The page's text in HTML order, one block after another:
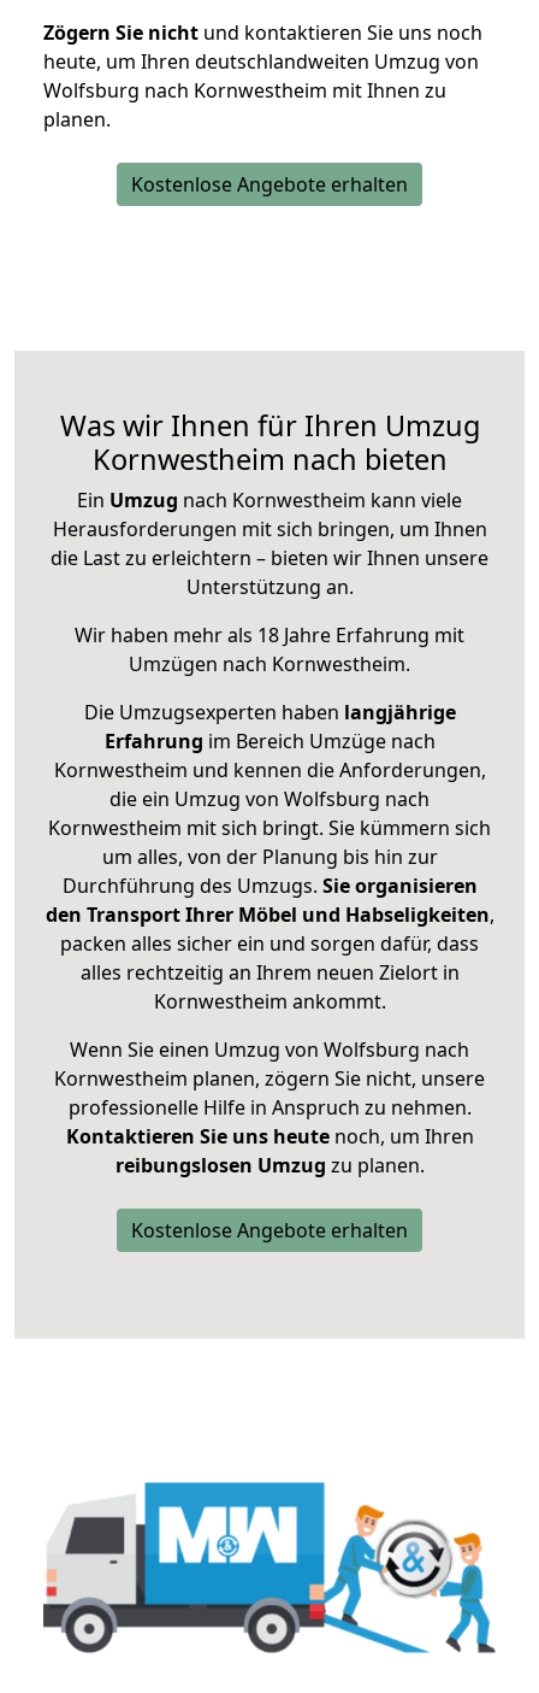
Zögern Sie nicht und kontaktieren Sie uns noch
heute, um Ihren deutschlandweiten Umzug von
Wolfsburg nach Kornwestheim mit Ihnen zu
planen.
Kostenlose Angebote erhalten
Was wir Ihnen für Ihren Umzug
Kornwestheim nach bieten
Ein Umzug nach Kornwestheim kann viele
Herausforderungen mit sich bringen, um Ihnen
die Last zu erleichtern – bieten wir Ihnen unsere
Unterstützung an.
Wir haben mehr als 18 Jahre Erfahrung mit
Umzügen nach Kornwestheim.
Die Umzugsexperten haben langjährige
Erfahrung im Bereich Umzüge nach
Kornwestheim und kennen die Anforderungen,
die ein Umzug von Wolfsburg nach
Kornwestheim mit sich bringt. Sie kümmern sich
um alles, von der Planung bis hin zur
Durchführung des Umzugs. Sie organisieren
den Transport Ihrer Möbel und Habseligkeiten,
packen alles sicher ein und sorgen dafür, dass
alles rechtzeitig an Ihrem neuen Zielort in
Kornwestheim ankommt.
Wenn Sie einen Umzug von Wolfsburg nach
Kornwestheim planen, zögern Sie nicht, unsere
professionelle Hilfe in Anspruch zu nehmen.
Kontaktieren Sie uns heutenoch, um Ihren
reibungslosen Umzug zu planen.
Kostenlose Angebote erhalten